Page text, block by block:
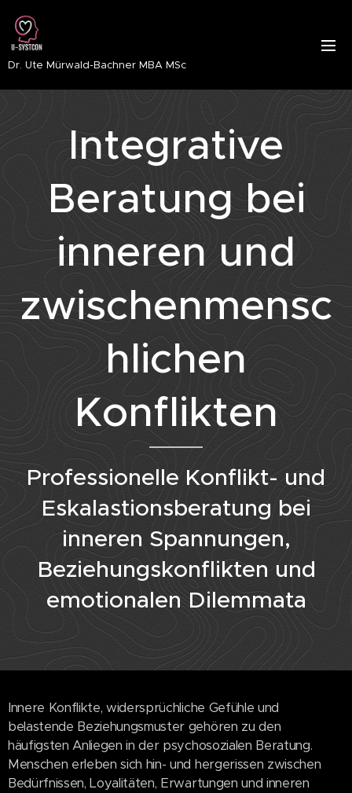
Dr. Ute Mürwald-Bachner MBA MSc
Integrative
Beratung bei
inneren und
zwischenmensc
hlichen
Konflikten
Professionelle Konflikt- und
Eskalastionsberatung bei
inneren Spannungen,
Beziehungskonflikten und
emotionalen Dilemmata
Innere Konflikte, widersprüchliche Gefühle und
belastende Beziehungsmuster gehören zu den
häufigsten Anliegen in der psychosozialen Beratung.
Menschen erleben sich hin- und hergerissen zwischen
Bedürfnissen, Loyalitäten, Erwartungen und inneren